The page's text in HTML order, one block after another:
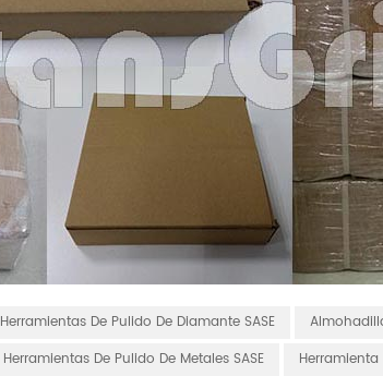
Herramientas De Pulido De Diamante SASE
Herramientas De Pulido De Metales SASE
Herramienta